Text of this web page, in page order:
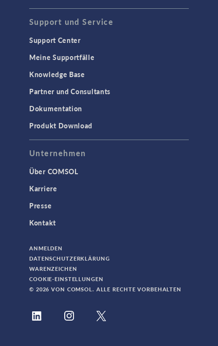
Support und Service
Support Center
Meine Supportfälle
Knowledge Base
Partner und Consultants
Dokumentation
Produkt Download
Unternehmen
Über COMSOL
Karriere
Presse
Kontakt
ANMELDEN
DATENSCHUTZERKLÄRUNG
WARENZEICHEN
COOKIE-EINSTELLUNGEN
© 2026 VON COMSOL. ALLE RECHTE VORBEHALTEN